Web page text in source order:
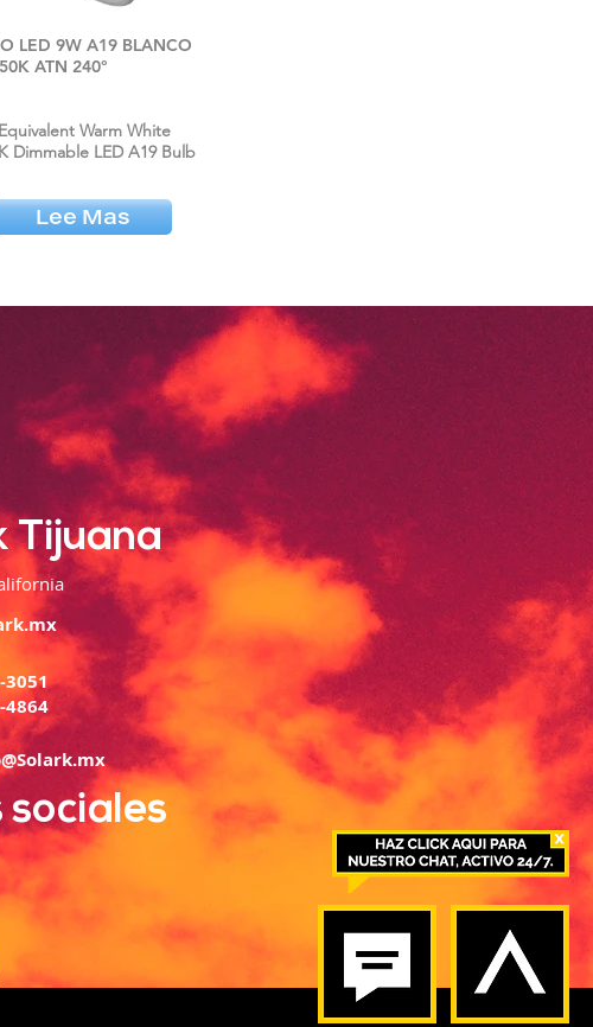
LED 9W A19 BLANCO
ATN 240°
Warm White
Dimmable LED A19 Bulb
Lee Mas
Tijuana
3051
4864
sociales